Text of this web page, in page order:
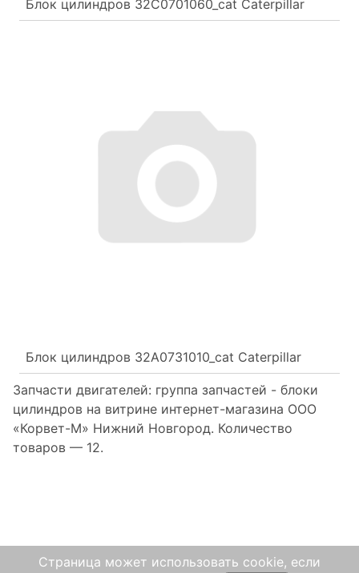
Блок цилиндров 32C0701060_cat Caterpillar
Блок цилиндров 32A0731010_cat Caterpillar
Запчасти двигателей: группа запчастей - блоки
цилиндров на витрине интернет-магазина ООО
«Корвет-М» Нижний Новгород. Количество
товаров — 12.
Страница может использовать cookie, если